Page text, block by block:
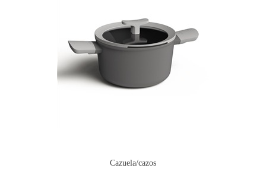
Cazuela/cazos